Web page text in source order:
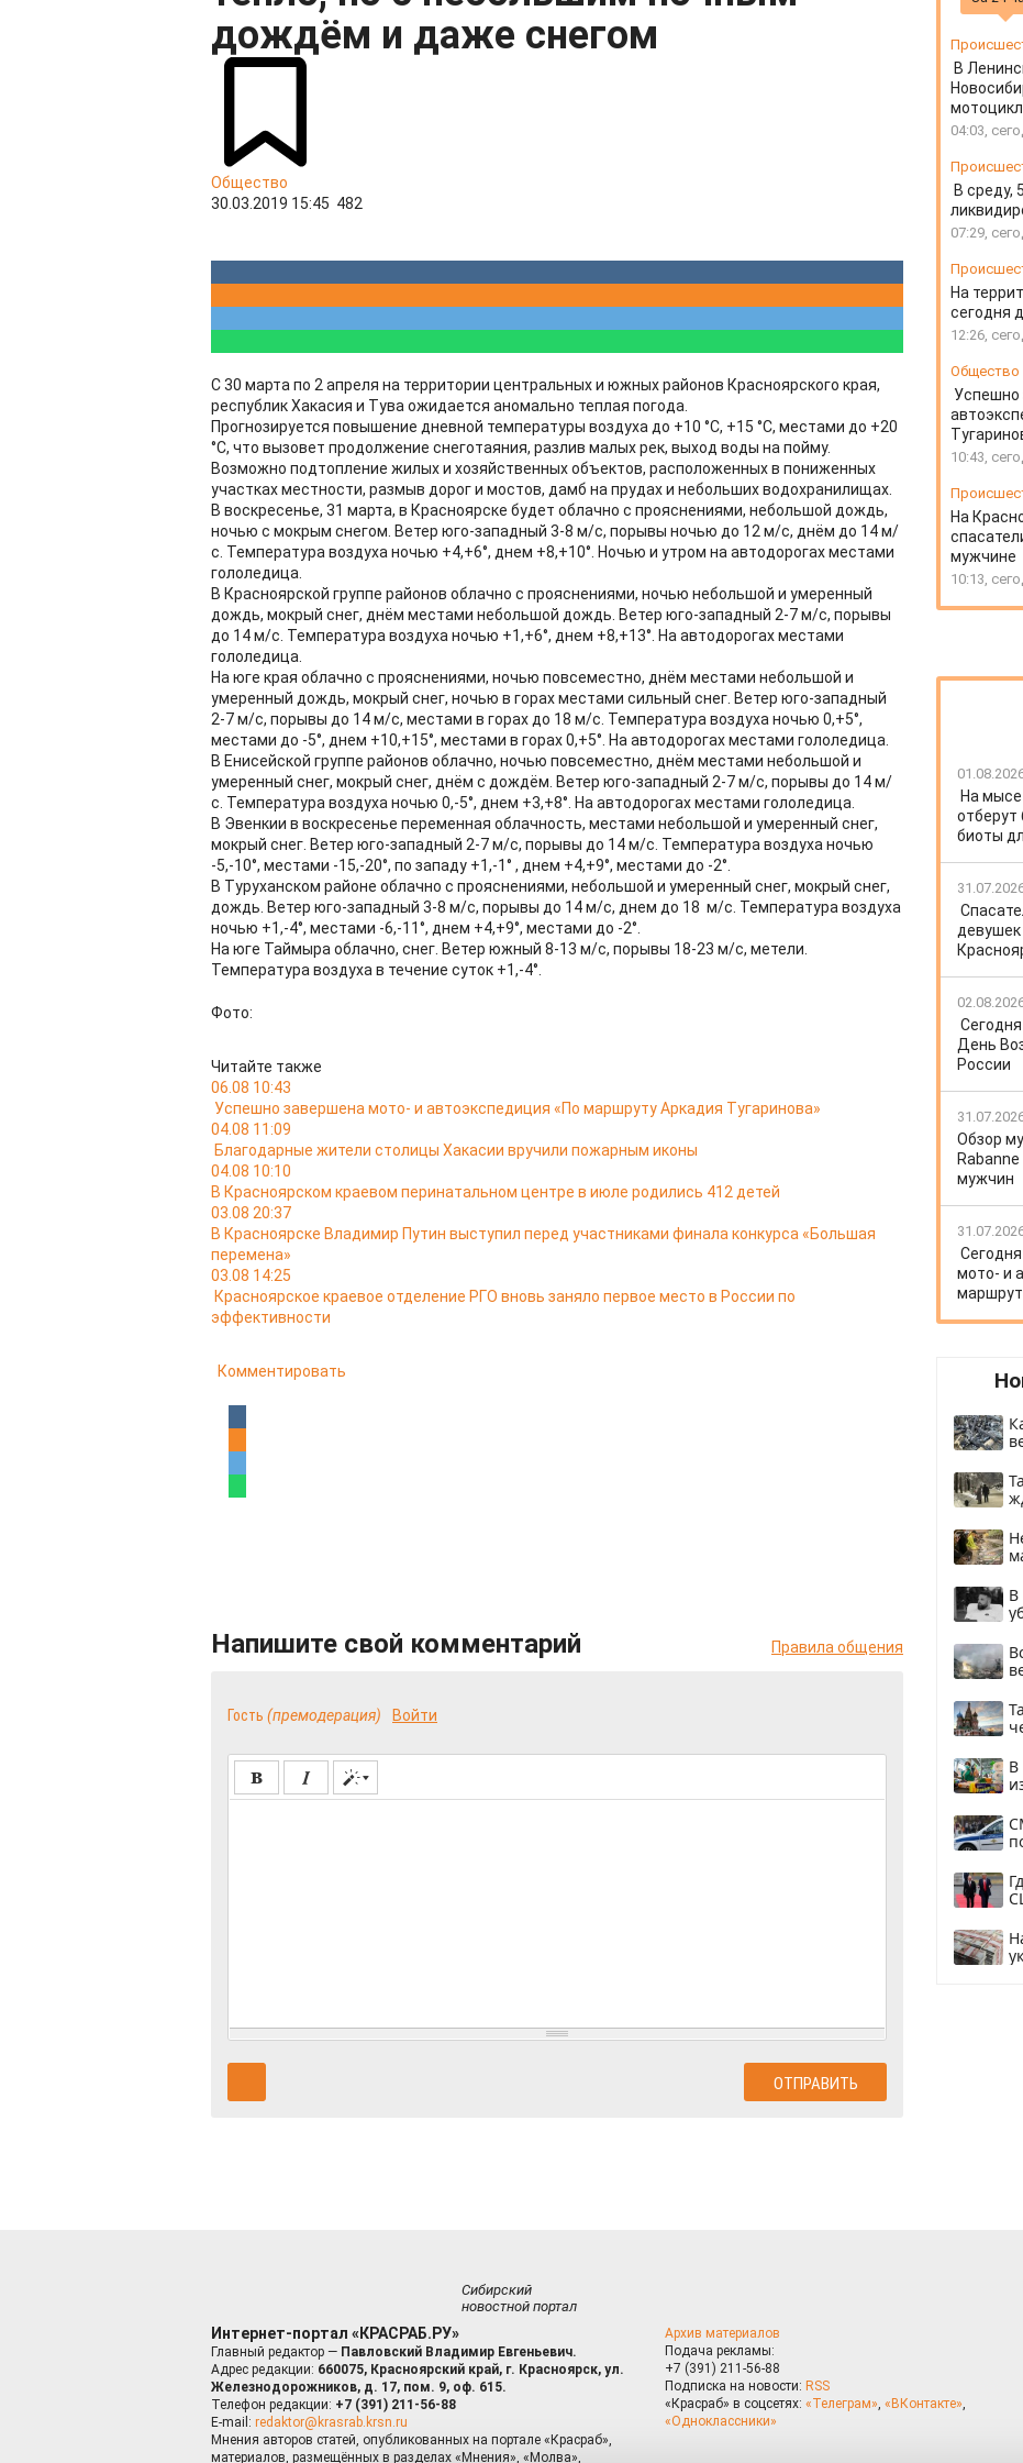
дождём и даже снегом
Общество
30.03.2019 15:45 482
С 30 марта по 2 апреля на территории центральных и южных районов Красноярского края,
республик Хакасия и Тува ожидается аномально теплая погода.
Прогнозируется повышение дневной температуры воздуха до +10 °С, +15 °С, местами до +20
°С, что вызовет продолжение снеготаяния, разлив малых рек, выход воды на пойму.
Возможно подтопление жилых и хозяйственных объектов, расположенных в пониженных
участках местности, размыв дорог и мостов, дамб на прудах и небольших водохранилищах.
В воскресенье, 31 марта, в Красноярске будет облачно с прояснениями, небольшой дождь,
ночью с мокрым снегом. Ветер юго-западный 3-8 м/с, порывы ночью до 12 м/с, днём до 14 м/
с. Температура воздуха ночью +4,+6°, днем +8,+10°. Ночью и утром на автодорогах местами
гололедица.
В Красноярской группе районов облачно с прояснениями, ночью небольшой и умеренный
дождь, мокрый снег, днём местами небольшой дождь. Ветер юго-западный 2-7 м/с, порывы
до 14 м/с. Температура воздуха ночью +1,+6°, днем +8,+13°. На автодорогах местами
гололедица.
На юге края облачно с прояснениями, ночью повсеместно, днём местами небольшой и
умеренный дождь, мокрый снег, ночью в горах местами сильный снег. Ветер юго-западный
2-7 м/с, порывы до 14 м/с, местами в горах до 18 м/с. Температура воздуха ночью 0,+5°,
местами до -5°, днем +10,+15°, местами в горах 0,+5°. На автодорогах местами гололедица.
В Енисейской группе районов облачно, ночью повсеместно, днём местами небольшой и
умеренный снег, мокрый снег, днём с дождём. Ветер юго-западный 2-7 м/с, порывы до 14 м/
с. Температура воздуха ночью 0,-5°, днем +3,+8°. На автодорогах местами гололедица.
В Эвенкии в воскресенье переменная облачность, местами небольшой и умеренный снег,
мокрый снег. Ветер юго-западный 2-7 м/с, порывы до 14 м/с. Температура воздуха ночью
-5,-10°, местами -15,-20°, по западу +1,-1° , днем +4,+9°, местами до -2°.
В Туруханском районе облачно с прояснениями, небольшой и умеренный снег, мокрый снег,
дождь. Ветер юго-западный 3-8 м/с, порывы до 14 м/с, днем до 18 м/с. Температура воздуха
ночью +1,-4°, местами -6,-11°, днем +4,+9°, местами до -2°.
На юге Таймыра облачно, снег. Ветер южный 8-13 м/с, порывы 18-23 м/с, метели.
Температура воздуха в течение суток +1,-4°.
Фото:
Читайте также
06.08 10:43
Успешно завершена мото- и автоэкспедиция «По маршруту Аркадия Тугаринова»
04.08 11:09
Благодарные жители столицы Хакасии вручили пожарным иконы
04.08 10:10
В Красноярском краевом перинатальном центре в июле родились 412 детей
03.08 20:37
В Красноярске Владимир Путин выступил перед участниками финала конкурса «Большая
перемена»
03.08 14:25
Красноярское краевое отделение РГО вновь заняло первое место в России по
эффективности
Комментировать
Напишите свой комментарий Правила общения
Гость (премодерация) Войти
В
04:03,
В среду,
07:29,
На
сегодня
12:26,
Общество
Успешно
10:43,
На
мужчине
10:13,
На
отберут
биоты
День
России
Обзор
мужчин
мото- и
В
В
Сибирский
новостной портал
Интернет-портал «КРАСРАБ.РУ»
Главный редактор — Павловский Владимир Евгеньевич.
Адрес редакции: 660075, Красноярский край, г. Красноярск, ул.
Железнодорожников, д. 17, пом. 9, оф. 615.
Телефон редакции: +7 (391) 211-56-88
E-mail: redaktor@krasrab.krsn.ru
Мнения авторов статей, опубликованных на портале «Красраб»,
материалов, размещённых в разделах «Мнения», «Молва»,
Архив материалов
Подача рекламы:
+7 (391) 211-56-88
Подписка на новости: RSS
«Красраб» в соцсетях: «Телеграм», «ВКонтакте»,
«Одноклассники»